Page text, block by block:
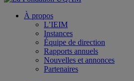
À propos
L’IEIM
Instances
Équipe de direction
Rapports annuels
Nouvelles et annonces
Partenaires